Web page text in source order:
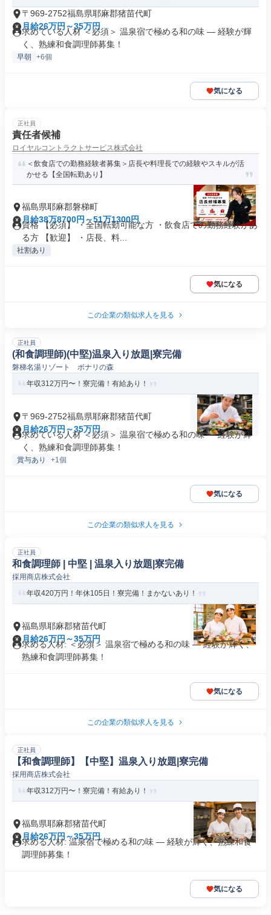
〒969-2752福島県耶麻郡猪苗代町
月給26万円～35万円
求めている人材 ＜必須＞ 温泉宿で極める和の味 ― 経験が輝
く、熟練和食調理師募集！
早朝 +6個
気になる
正社員
責任者候補
ロイヤルコントラクトサービス株式会社
＜飲食店での勤務経験者募集＞店長や料理長での経験やスキルが活
かせる【全国転勤あり】
福島県耶麻郡磐梯町
月給38万8700円～51万1300円
資格 【必須】 ・全国転勤可能な方 ・飲食店での勤務経験があ
る方 【歓迎】 ・店長、料...
社割あり
気になる
この企業の類似求人を見る
正社員
(和食調理師)(中堅)温泉入り放題|寮完備
磐梯名湯リゾート ボナリの森
年収312万円〜！寮完備！有給あり！
〒969-2752福島県耶麻郡猪苗代町
月給26万円～35万円
求めている人材 ＜必須＞ 温泉宿で極める和の味 ― 経験が輝
く、熟練和食調理師募集！
賞与あり +1個
気になる
この企業の類似求人を見る
正社員
和食調理師 | 中堅 | 温泉入り放題|寮完備
採用商店株式会社
年収420万円！年休105日！寮完備！まかないあり！
福島県耶麻郡猪苗代町
月給26万円～35万円
求める人材: ＜必須＞ 温泉宿で極める和の味 ― 経験が輝く、
熟練和食調理師募集！
気になる
この企業の類似求人を見る
正社員
【和食調理師】【中堅】温泉入り放題|寮完備
採用商店株式会社
年収312万円〜！寮完備！有給あり！
福島県耶麻郡猪苗代町
月給26万円～35万円
求める人材: 温泉宿で極める和の味 ― 経験が輝く、熟練和食
調理師募集！
気になる